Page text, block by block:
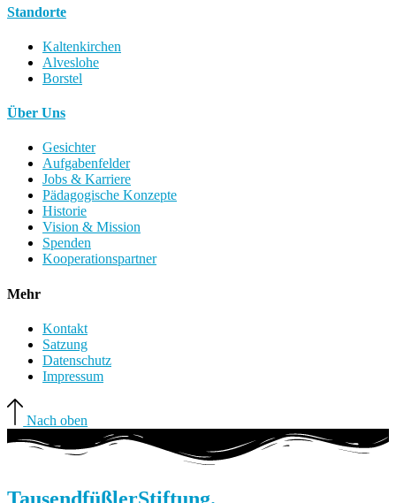
Standorte
Kaltenkirchen
Alveslohe
Borstel
Über Uns
Gesichter
Aufgabenfelder
Jobs & Karriere
Pädagogische Konzepte
Historie
Vision & Mission
Spenden
Kooperationspartner
Mehr
Kontakt
Satzung
Datenschutz
Impressum
Nach oben